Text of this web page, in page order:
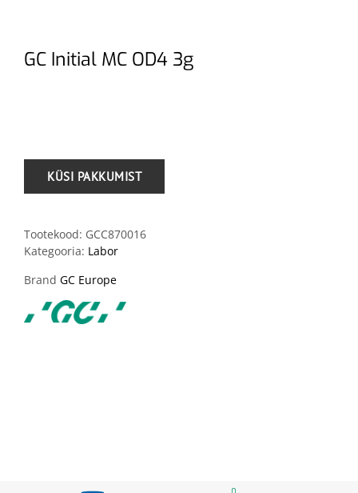
GC Initial MC OD4 3g
Tootekood: GCC870016
Kategooria: Labor
Brand GC Europe